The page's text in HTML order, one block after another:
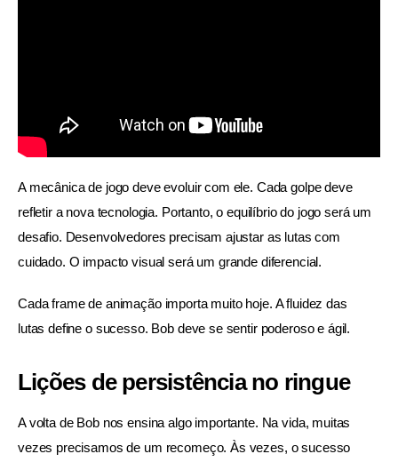
A mecânica de jogo deve evoluir com ele. Cada golpe deve
refletir a nova tecnologia. Portanto, o equilíbrio do jogo será um
desafio. Desenvolvedores precisam ajustar as lutas com
cuidado. O impacto visual será um grande diferencial.
Cada frame de animação importa muito hoje. A fluidez das
lutas define o sucesso. Bob deve se sentir poderoso e ágil.
Lições de persistência no ringue
A volta de Bob nos ensina algo importante. Na vida, muitas
vezes precisamos de um recomeço. Às vezes, o sucesso